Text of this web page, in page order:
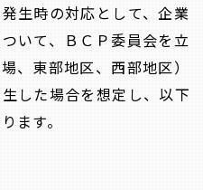
生時の対応として、企業
いて、ＢＣＰ委員会を立
、東部地区、西部地区）
した場合を想定し、以下
ます。